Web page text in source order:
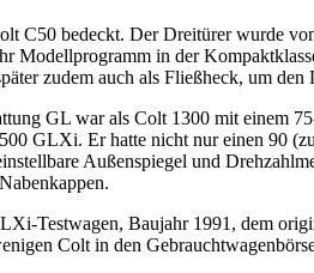
C50 bedeckt. Der Dreitürer wurde
Modellprogramm in der
zudem auch als Fließheck, um
GL war als Colt 1300 mit einem
GLXi. Er hatte nicht nur einen 90
Außenspiegel und
Testwagen, Baujahr 1991, dem
Colt in den